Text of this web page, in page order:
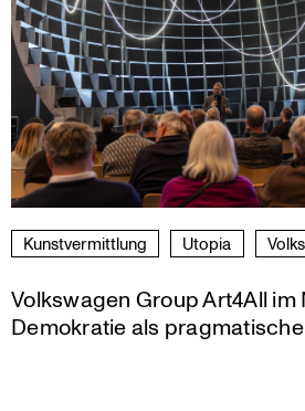
Kunst­ver­mitt­lung Utopia
Volkswagen Group Art4All im
Demokratie als